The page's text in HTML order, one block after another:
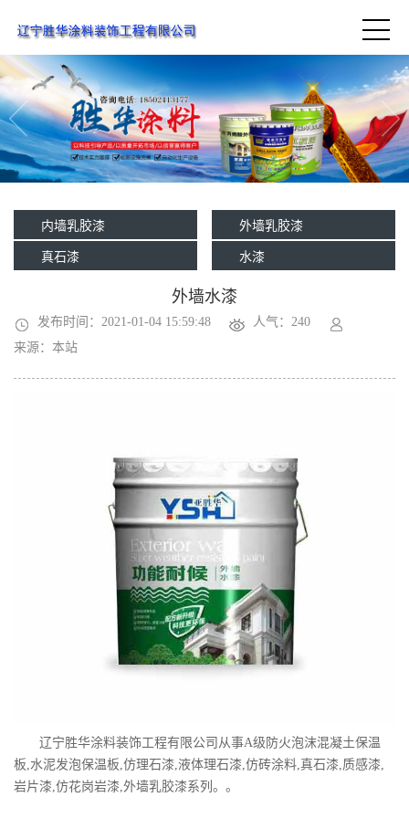
内墙乳胶漆 外墙乳胶漆
真石漆 水漆
外墙水漆
发布时间：2021-01-04 15:59:48
人气：240
来源：本站
辽宁胜华涂料装饰工程有限公司从事A级防火泡沫混凝土保温
板,水泥发泡保温板,仿理石漆,液体理石漆,仿砖涂料,真石漆,质感漆,
岩片漆,仿花岗岩漆,外墙乳胶漆系列。。